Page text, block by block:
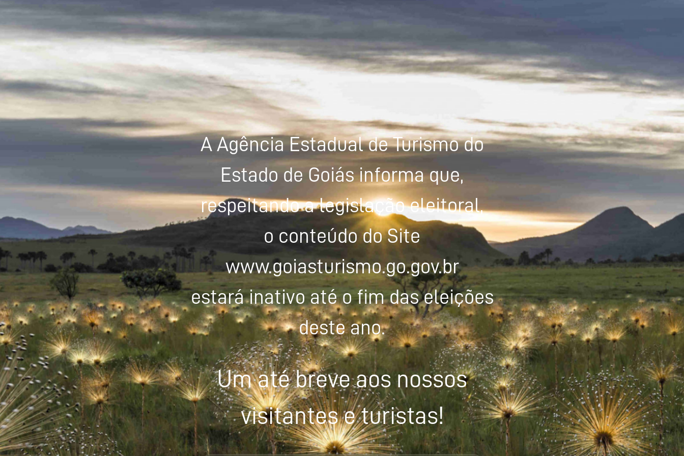
A Agência Estadual de Turismo do
Estado de Goiás informa que,
respeitando a legislação eleitoral,
o conteúdo do Site
www.goiasturismo.go.gov.br
estará inativo até o fim das eleições
deste ano.
Um até breve aos nossos
visitantes e turistas!